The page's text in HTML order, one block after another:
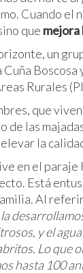
Cuando el
que mejora
un
Rurales
que
de las
la
en el
Está
Al
y el
Lo que
hasta 100